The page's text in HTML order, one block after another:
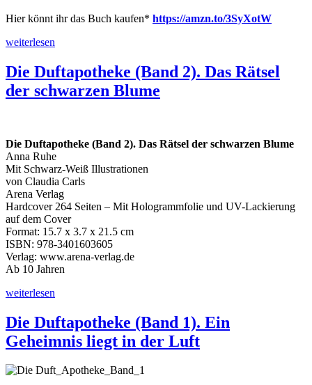
Hier könnt ihr das Buch kaufen* https://amzn.to/3SyXotW
„Die
(3).
Das
falsche
weiterlesen
Die Duftapotheke (Band 2). Das Rätsel
der schwarzen Blume
Die Duftapotheke (Band 2). Das Rätsel der schwarzen Blume
Anna Ruhe
Mit Schwarz-Weiß Illustrationen
von Claudia Carls
Arena Verlag
Hardcover 264 Seiten – Mit Hologrammfolie und UV-Lackierung
auf dem Cover
Format: 15.7 x 3.7 x 21.5 cm
ISBN: 978-3401603605
Verlag: www.arena-verlag.de
Ab 10 Jahren
„Die
(Band
2).
Das
der
weiterlesen
Die Duftapotheke (Band 1). Ein
Geheimnis liegt in der Luft